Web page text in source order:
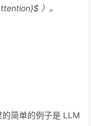
）。
简单的例子是 LLM